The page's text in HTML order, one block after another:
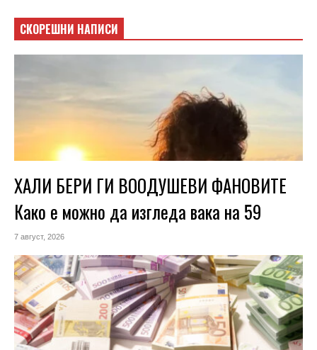
СКОРЕШНИ НАПИСИ
ХАЛИ БЕРИ ГИ ВООДУШЕВИ ФАНОВИТЕ
Како е можно да изгледа вака на 59
7 август, 2026